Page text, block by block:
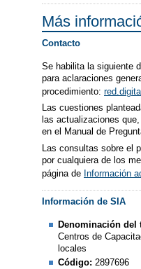
Más
Contacto
Se habilita la siguiente
para aclaraciones
procedimiento:
Las cuestiones
las actualizaciones
en el Manual de
Las consultas sobre el
por cualquiera de los
página de Información
Información de SIA
Denominación del
Centros de
locales
Código:2897696